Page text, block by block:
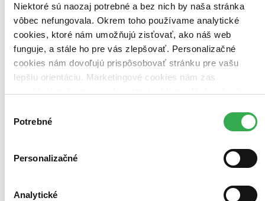
Niektoré sú naozaj potrebné a bez nich by naša stránka
vôbec nefungovala. Okrem toho používame analytické
cookies, ktoré nám umožňujú zisťovať, ako náš web
funguje, a stále ho pre vás zlepšovať. Personalizačné
cookies nám dovoľujú prispôsobovať stránku pre vašu
lepšiu orientáciu. Marketingové cookies nám zas
keby sme mohli používať všetky tieto cookies. Ďakujeme!
súhlasu
Potrebné
Personalizačné
Analytické
Bestsellery
Top hodnotené
Novinky
Najdrahšie
Najlacnejšie
Najvyššia zľava